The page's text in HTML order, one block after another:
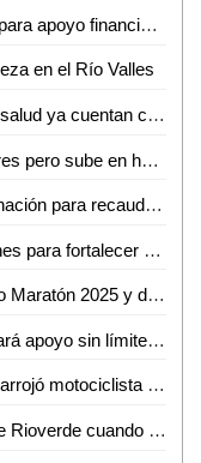
Vanegas, Tanlajás y Rayón en la mira para apoyo financiero de BANOBRAS
en el Río Valles
En SLP, 16 hospitales y 84 centros de salud ya cuentan con abasto del programa Rutas de la Salud
En SLP, empleo informal baja en mujeres pero sube en hombres: Inegi
Estado y Federación fortalecen coordinación para recaudación fiscal
Federación y estados acuerdan acciones para fortalecer a las policías y Fiscalías del país
UASLP fortalece integración con Medio Maratón 2025 y da a conocer playera y medalla de su edición 42
Feria de pasaportes americanos brindará apoyo sin límites a connacionales
Policía de Rioverde incautó droga que arrojó motociclista sobre el camino a ejido San Francisco.
Indigente es rescatado por la Policía de Rioverde cuando agonizaba en una zanja.